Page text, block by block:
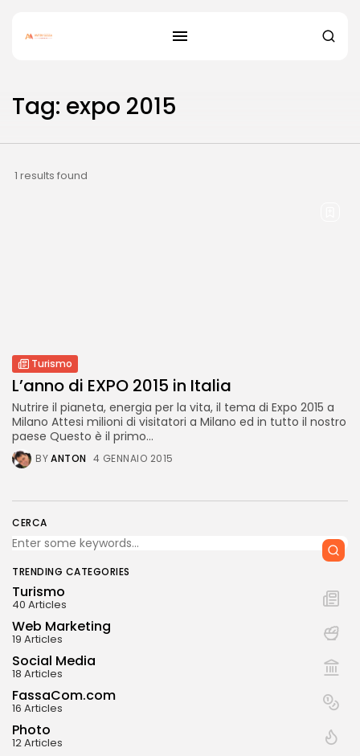
Tag: expo 2015
1 results found
Turismo
L’anno di EXPO 2015 in Italia
Nutrire il pianeta, energia per la vita, il tema di Expo 2015 a
Milano Attesi milioni di visitatori a Milano ed in tutto il nostro
paese Questo è il primo...
BYANTON 4 GENNAIO 2015
CERCA
TRENDING CATEGORIES
Turismo
40 Articles
Web Marketing
19 Articles
Social Media
18 Articles
FassaCom.com
16 Articles
Photo
12 Articles